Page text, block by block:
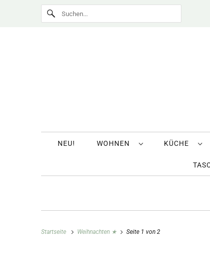
NEU! WOHNEN KÜCHE
Startseite Weihnachten ★ Seite 1 von 2